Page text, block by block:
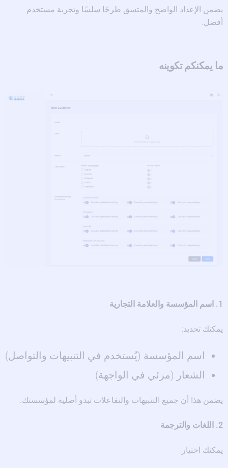
يضمن الإعداد الواضح والمتسق طرحًا سلسًا وتجربة مستخدم
أفضل.
ما يمكنكم تكوينه
1. اسم المؤسسة والعلامة التجارية
يمكنك تحديد:
اسم المؤسسة (يُستخدم في التنبيهات والتواصل)
الشعار (مرئي في الواجهة)
يضمن هذا أن جميع التنبيهات والتفاعلات تبدو أصلية لمؤسستك.
2. اللغات والترجمة
يمكنك اختيار: